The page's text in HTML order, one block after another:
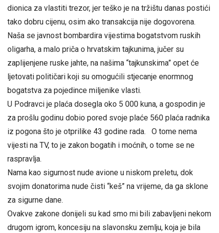
dionica za vlastiti trezor, jer teško je na tržištu danas postići
tako dobru cijenu, osim ako transakcija nije dogovorena.
Naša se javnost bombardira vijestima bogatstvom ruskih
oligarha, a malo priča o hrvatskim tajkunima, jučer su
zaplijenjene ruske jahte, na našima “tajkunskima” opet će
ljetovati političari koji su omogućili stjecanje enormnog
bogatstva za pojedince miljenike vlasti.
U Podravci je plaća dosegla oko 5 000 kuna, a gospodin je
za prošlu godinu dobio pored svoje plaće 560 plaća radnika
iz pogona što je otprilike 43 godine rada. O tome nema
vijesti na TV, to je zakon bogatih i moćnih, o tome se ne
raspravlja.
Nama kao sigurnost nude avione u niskom preletu, dok
svojim donatorima nude čisti “keš” na vrijeme, da ga sklone
za sigurne dane.
Ovakve zakone donijeli su kad smo mi bili zabavljeni nekom
drugom igrom, koncesiju na slavonsku zemlju, koja je bila